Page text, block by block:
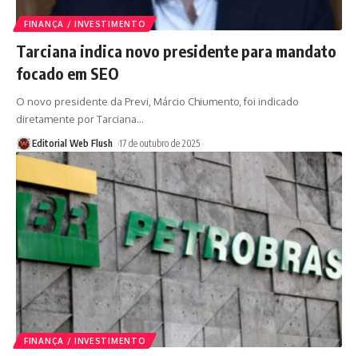
FINANÇA / INVESTIMENTO
Tarciana indica novo presidente para mandato
focado em SEO
O novo presidente da Previ, Márcio Chiumento, foi indicado
diretamente por Tarciana…
Editorial Web Flush 17 de outubro de 2025
FINANÇA / INVESTIMENTO